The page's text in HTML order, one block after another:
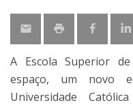
A Escola Superior
espaço, um novo
Universidade